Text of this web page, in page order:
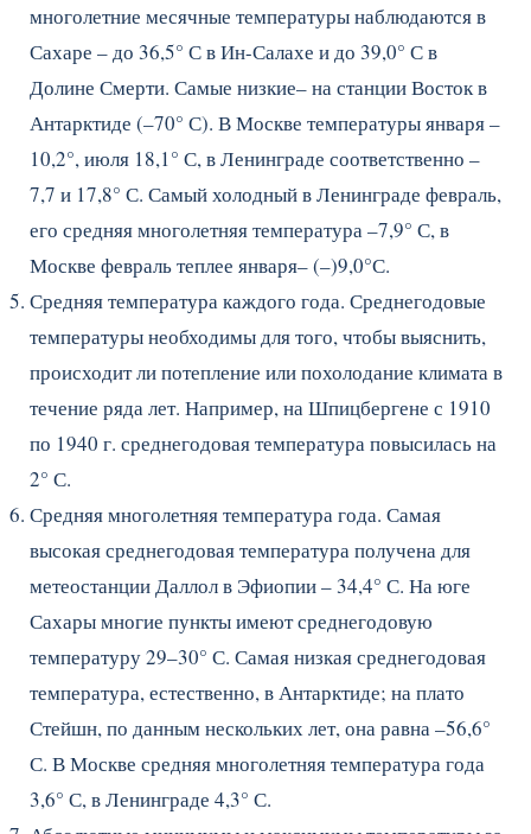
многолетние месячные температуры наблюдаются в
Сахаре – до 36,5° С в Ин-Салахе и до 39,0° С в
Долине Смерти. Самые низкие– на станции Восток в
Антарктиде (–70° С). В Москве температуры января –
10,2°, июля 18,1° С, в Ленинграде соответственно –
7,7 и 17,8° С. Самый холодный в Ленинграде февраль,
его средняя многолетняя температура –7,9° С, в
Москве февраль теплее января– (–)9,0°С.
Средняя температура каждого года. Среднегодовые
температуры необходимы для того, чтобы выяснить,
происходит ли потепление или похолодание климата в
течение ряда лет. Например, на Шпицбергене с 1910
по 1940 г. среднегодовая температура повысилась на
2° С.
Средняя многолетняя температура года. Самая
высокая среднегодовая температура получена для
метеостанции Даллол в Эфиопии – 34,4° С. На юге
Сахары многие пункты имеют среднегодовую
температуру 29–30° С. Самая низкая среднегодовая
температура, естественно, в Антарктиде; на плато
Стейшн, по данным нескольких лет, она равна –56,6°
С. В Москве средняя многолетняя температура года
3,6° С, в Ленинграде 4,3° С.